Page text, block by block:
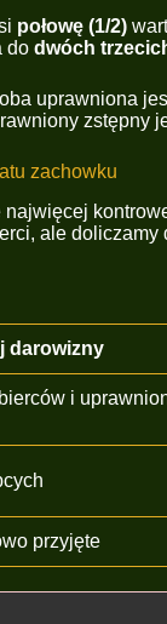
połowę (1/2)
dodwóch
uprawniona
zstępny
zachowku
ale
darowizny
i
przyjęte